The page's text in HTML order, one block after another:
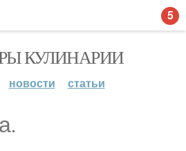
КУЛИНАРИИ
новости статьи
5